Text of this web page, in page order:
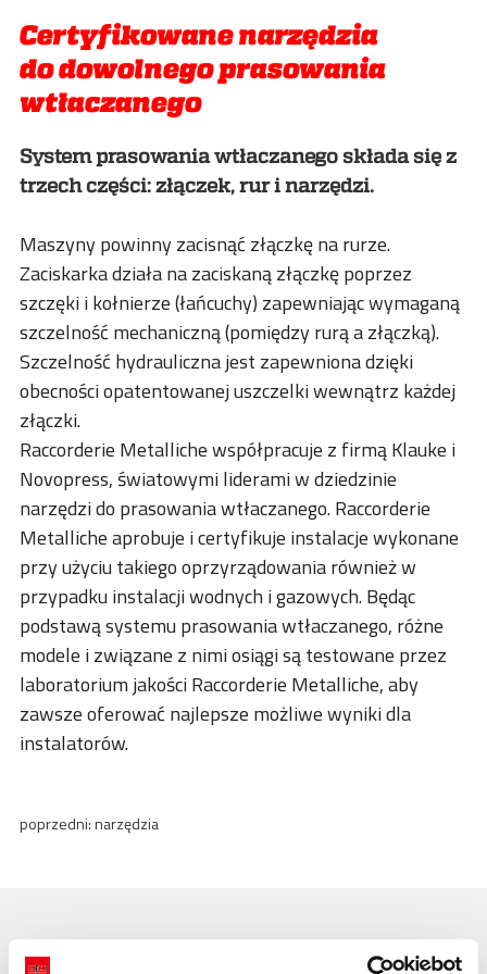
Certyfikowane narzędzia
do dowolnego prasowania
wtłaczanego
System prasowania wtłaczanego składa się z
trzech części: złączek, rur i narzędzi.
Maszyny powinny zacisnąć złączkę na rurze.
Zaciskarka działa na zaciskaną złączkę poprzez
szczęki i kołnierze (łańcuchy) zapewniając wymaganą
szczelność mechaniczną (pomiędzy rurą a złączką).
Szczelność hydrauliczna jest zapewniona dzięki
obecności opatentowanej uszczelki wewnątrz każdej
złączki.
Raccorderie Metalliche współpracuje z firmą Klauke i
Novopress, światowymi liderami w dziedzinie
narzędzi do prasowania wtłaczanego. Raccorderie
Metalliche aprobuje i certyfikuje instalacje wykonane
przy użyciu takiego oprzyrządowania również w
przypadku instalacji wodnych i gazowych. Będąc
podstawą systemu prasowania wtłaczanego, różne
modele i związane z nimi osiągi są testowane przez
laboratorium jakości Raccorderie Metalliche, aby
zawsze oferować najlepsze możliwe wyniki dla
instalatorów.
poprzedni:narzędzia